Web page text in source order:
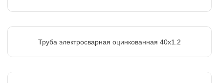
Труба электросварная оцинкованная 40х1.2